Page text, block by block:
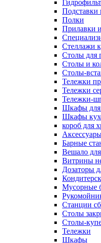
Подставки
Полки
Прилавки
Стеллажи
Столы для
Столы и
Столы-
Тележки
Тележки
Тележки-
Шкафы
Шкафы
короб для
Барные
Вешало
Витрины
Дозаторы
Мусорные
Станции
Столы
Столы-
Тележки
Шкафы